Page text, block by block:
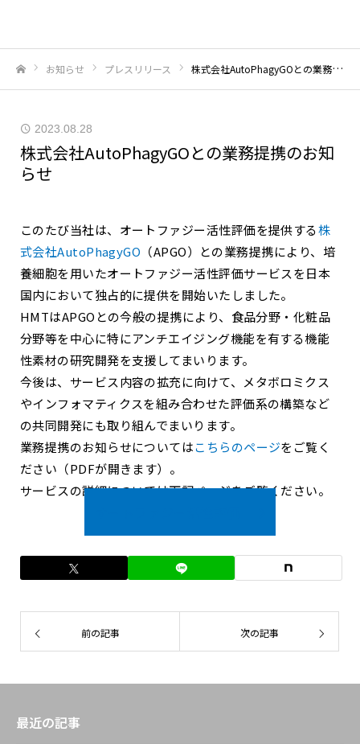
お知らせ プレスリリース 株式会社AutoPhagyGOとの業務提携のお知らせ
2023.08.28
株式会社AutoPhagyGOとの業務提携のお知
らせ
このたび当社は、オートファジー活性評価を提供する株
式会社AutoPhagyGO （APGO）との業務提携により、培
養細胞を用いたオートファジー活性評価サービスを日本
国内において独占的に提供を開始いたしました。
HMTはAPGOとの今般の提携により、食品分野・化粧品
分野等を中心に特にアンチエイジング機能を有する機能
性素材の研究開発を支援してまいります。
今後は、サービス内容の拡充に向けて、メタボロミクス
やインフォマティクスを組み合わせた評価系の構築など
の共同開発にも取り組んでまいります。
業務提携のお知らせについてはこちらのページをご覧く
ださい（PDFが開きます）。
サービスの詳細については下記ページをご覧ください。
前の記事 次の記事
最近の記事